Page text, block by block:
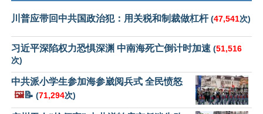
川普应带回中共国政治犯：用关税和制裁做杠杆(47,541次)
习近平深陷权力恐惧深渊 中南海死亡倒计时加速 (51,516
次)
中共派小学生参加海参崴阅兵式 全民愤怒
🖼️📝 (71,294次)